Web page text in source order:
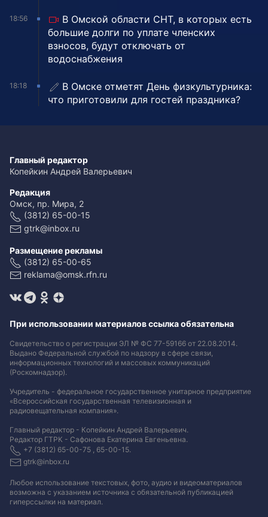
18:56
В Омской области СНТ, в которых есть
большие долги по уплате членских
взносов, будут отключать от
водоснабжения
18:18
В Омске отметят День физкультурника:
что приготовили для гостей праздника?
Главный редактор
Копейкин Андрей Валерьевич
Редакция
Омск, пр. Мира, 2
(3812) 65-00-15
gtrk@inbox.ru
Размещение рекламы
(3812) 65-00-65
reklama@omsk.rfn.ru
При использовании материалов ссылка обязательна
Свидетельство о регистрации ЭЛ № ФС 77-59166 от 22.08.2014.
Выдано Федеральной службой по надзору в сфере связи,
информационных технологий и массовых коммуникаций
(Роскомнадзор).
Учредитель - федеральное государственное унитарное предприятие
«Всероссийская государственная телевизионная и
радиовещательная компания».
Главный редактор - Копейкин Андрей Валерьевич.
Редактор ГТРК - Сафонова Екатерина Евгеньевна.
+7 (3812) 65-00-75 , 65-00-15.
gtrk@inbox.ru
Любое использование текстовых, фото, аудио и видеоматериалов
возможна с указанием источника с обязательной публикацией
гиперссылки на материал.